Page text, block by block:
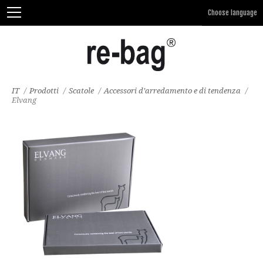
IT / Prodotti / Scatole / Accessori d’arredamento e di tendenza /
Elvang